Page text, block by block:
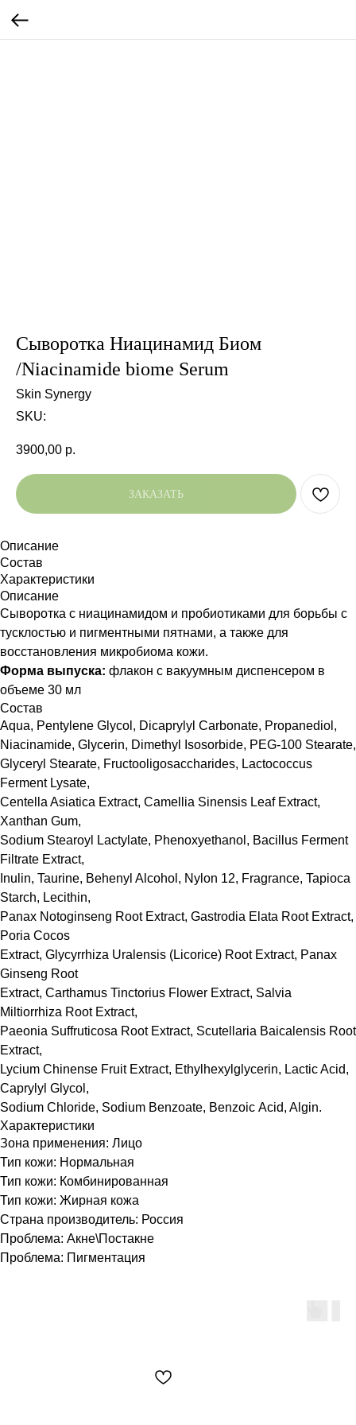
Сыворотка Ниацинамид Биом
/Niacinamide biome Serum
Skin Synergy
SKU:
3900,00 р.
ЗАКАЗАТЬ
Описание
Состав
Характеристики
Описание
Сыворотка с ниацинамидом и пробиотиками для борьбы с
тусклостью и пигментными пятнами, а также для
восстановления микробиома кожи.
Форма выпуска: флакон с вакуумным диспенсером в
объеме 30 мл
Состав
Aqua, Pentylene Glycol, Dicaprylyl Carbonate, Propanediol,
Niacinamide, Glycerin, Dimethyl Isosorbide, PEG-100 Stearate,
Glyceryl Stearate, Fructooligosaccharides, Lactococcus
Ferment Lysate,
Centella Asiatica Extract, Camellia Sinensis Leaf Extract,
Xanthan Gum,
Sodium Stearoyl Lactylate, Phenoxyethanol, Bacillus Ferment
Filtrate Extract,
Inulin, Taurine, Behenyl Alcohol, Nylon 12, Fragrance, Tapioca
Starch, Lecithin,
Panax Notoginseng Root Extract, Gastrodia Elata Root Extract,
Poria Cocos
Extract, Glycyrrhiza Uralensis (Licorice) Root Extract, Panax
Ginseng Root
Extract, Carthamus Tinctorius Flower Extract, Salvia
Miltiorrhiza Root Extract,
Paeonia Suffruticosa Root Extract, Scutellaria Baicalensis Root
Extract,
Lycium Chinense Fruit Extract, Ethylhexylglycerin, Lactic Acid,
Caprylyl Glycol,
Sodium Chloride, Sodium Benzoate, Benzoic Аcid, Algin.
Характеристики
Зона применения: Лицо
Тип кожи: Нормальная
Тип кожи: Комбинированная
Тип кожи: Жирная кожа
Страна производитель: Россия
Проблема: Акне\Постакне
Проблема: Пигментация